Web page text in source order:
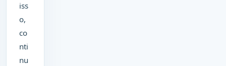
iss
o,
co
nti
nu